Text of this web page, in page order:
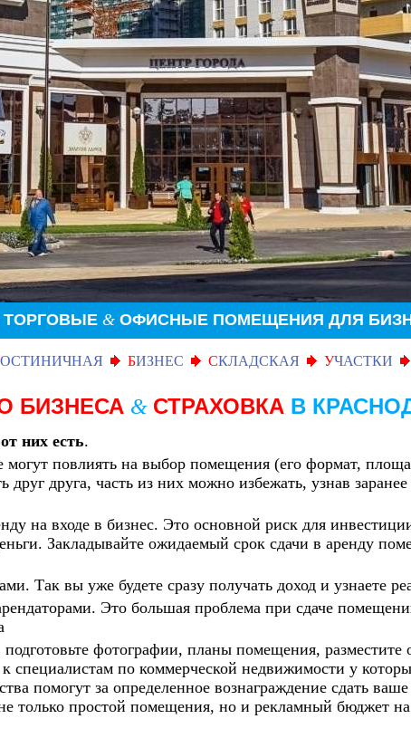
ТОРГОВЫЕ & ОФИСНЫЕ ПОМЕЩЕНИЯ ДЛЯ
ОСТИНИЧНАЯ БИЗНЕС СКЛАДСКАЯ УЧАСТКИ
БИЗНЕСА & СТРАХОВКА В
них есть.
могут повлиять на выбор помещения (его формат,
друга, часть из них можно избежать, узнав заранее
на входе в бизнес. Это основной риск для
Закладывайте ожидаемый срок сдачи в аренду
Так вы уже будете сразу получать доход и узнаете
Это большая проблема при сдаче
фотографии, планы помещения, разместите
специалистам по коммерческой недвижимости у
помогут за определенное вознаграждение сдать
только простой помещения, но и рекламный бюджет